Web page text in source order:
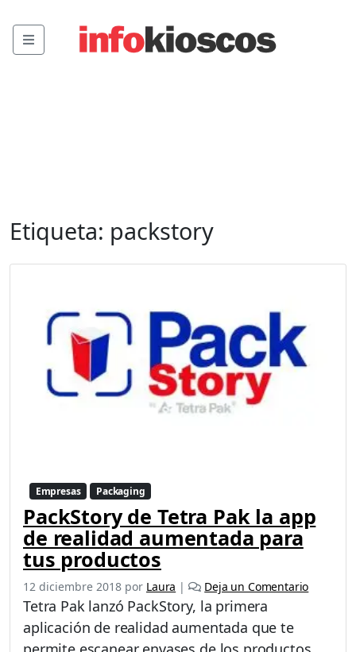
Menu
Etiqueta: packstory
Empresas Packaging
PackStory de Tetra Pak la app
de realidad aumentada para
tus productos
12 diciembre 2018 por Laura | Deja un Comentario
Tetra Pak lanzó PackStory, la primera
aplicación de realidad aumentada que te